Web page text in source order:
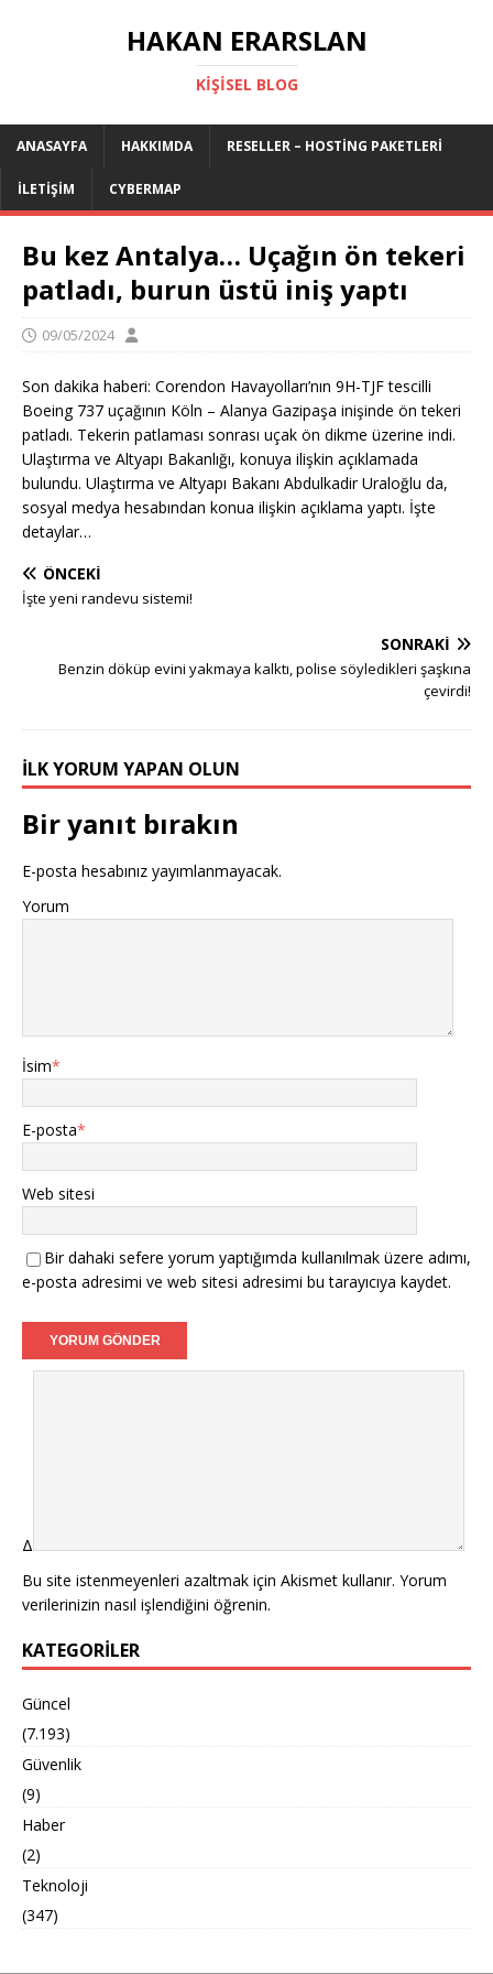
HAKAN ERARSLAN
KIŞISEL BLOG
ANASAYFA HAKKIMDA RESELLER – HOSTING PAKETLERI
İLETIŞIM CYBERMAP
Bu kez Antalya… Uçağın ön tekeri
patladı, burun üstü iniş yaptı
09/05/2024
Son dakika haberi: Corendon Havayolları’nın 9H-TJF tescilli
Boeing 737 uçağının Köln – Alanya Gazipaşa inişinde ön tekeri
patladı. Tekerin patlaması sonrası uçak ön dikme üzerine indi.
Ulaştırma ve Altyapı Bakanlığı, konuya ilişkin açıklamada
bulundu. Ulaştırma ve Altyapı Bakanı Abdulkadir Uraloğlu da,
sosyal medya hesabından konua ilişkin açıklama yaptı. İşte
detaylar…
ÖNCEKI
İşte yeni randevu sistemi!
SONRAKI
Benzin döküp evini yakmaya kalktı, polise söyledikleri şaşkına
çevirdi!
İLK YORUM YAPAN OLUN
Bir yanıt bırakın
E-posta hesabınız yayımlanmayacak.
Yorum
İsim*
E-posta*
Web sitesi
Bir dahaki sefere yorum yaptığımda kullanılmak üzere adımı,
e-posta adresimi ve web sitesi adresimi bu tarayıcıya kaydet.
Δ
Bu site istenmeyenleri azaltmak için Akismet kullanır. Yorum
verilerinizin nasıl işlendiğini öğrenin.
KATEGORILER
Güncel
(7.193)
Güvenlik
(9)
Haber
(2)
Teknoloji
(347)